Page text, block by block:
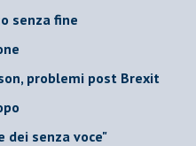
senza fine
problemi post Brexit
dei senza voce"